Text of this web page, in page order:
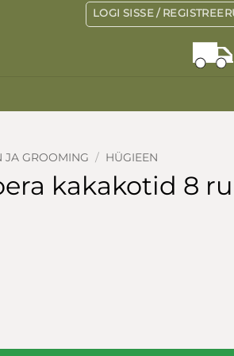
LOGI SISSE /
JA GROOMING / HÜGIEEN
kakakotid 8
lõhnatu kogus